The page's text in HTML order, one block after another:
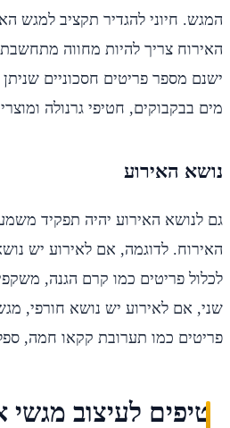
המגש. חיוני להגדיר תקציב למגש
האירוח צריך להיות מחווה
ישנם מספר פריטים חסכוניים
מים בבקבוקים, חטיפי גרנולה
נושא האירוע
גם לנושא האירוע יהיה תפקיד
האירוח. לדוגמה, אם לאירוע יש
לכלול פריטים כמו קרם הגנה,
שני, אם לאירוע יש נושא חורפי,
פריטים כמו תערובת קקאו חמה,
טיפים לעיצוב מגשי